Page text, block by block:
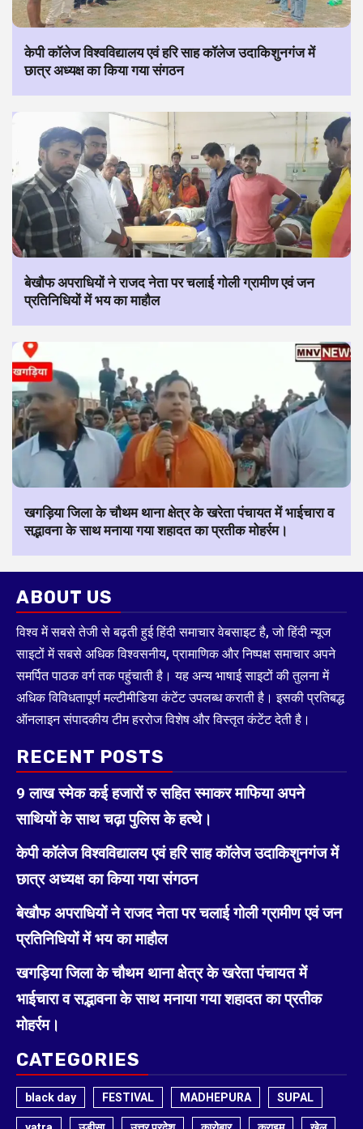
केपी कॉलेज विश्वविद्यालय एवं हरि साह कॉलेज उदाकिशुनगंज में
छात्र अध्यक्ष का किया गया संगठन
बेखौफ अपराधियों ने राजद नेता पर चलाई गोली ग्रामीण एवं जन
प्रतिनिधियों में भय का माहौल
खगड़िया जिला के चौथम थाना क्षेत्र के खरेता पंचायत में भाईचारा व
सद्भावना के साथ मनाया गया शहादत का प्रतीक मोहर्रम।
ABOUT US
विश्व में सबसे तेजी से बढ़ती हुई हिंदी समाचार वेबसाइट है, जो हिंदी न्यूज
साइटों में सबसे अधिक विश्वसनीय, प्रामाणिक और निष्पक्ष समाचार अपने
समर्पित पाठक वर्ग तक पहुंचाती है। यह अन्य भाषाई साइटों की तुलना में
अधिक विविधतापूर्ण मल्टीमीडिया कंटेंट उपलब्ध कराती है। इसकी प्रतिबद्ध
ऑनलाइन संपादकीय टीम हररोज विशेष और विस्तृत कंटेंट देती है।
RECENT POSTS
9 लाख स्मेक कई हजारों रु सहित स्माकर माफिया अपने
साथियों के साथ चढ़ा पुलिस के हत्थे।
केपी कॉलेज विश्वविद्यालय एवं हरि साह कॉलेज उदाकिशुनगंज में
छात्र अध्यक्ष का किया गया संगठन
बेखौफ अपराधियों ने राजद नेता पर चलाई गोली ग्रामीण एवं जन
प्रतिनिधियों में भय का माहौल
खगड़िया जिला के चौथम थाना क्षेत्र के खरेता पंचायत में
भाईचारा व सद्भावना के साथ मनाया गया शहादत का प्रतीक
मोहर्रम।
CATEGORIES
black day FESTIVAL MADHEPURA SUPAL